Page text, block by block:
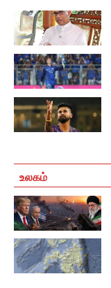
உலகம்